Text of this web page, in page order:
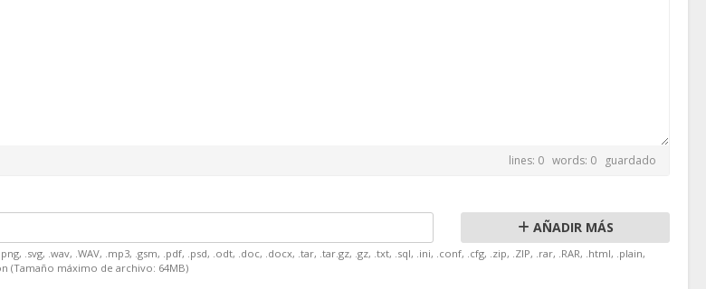
lines: 0 words: 0 guardado
AÑADIR MÁS
.svg, .wav, .WAV, .mp3, .gsm, .pdf, .psd, .odt, .doc, .docx, .tar, .tar.gz, .gz, .txt, .sql, .ini, .conf, .cfg, .zip, .ZIP, .rar, .RAR, .html, .plain,
(Tamaño máximo de archivo: 64MB)